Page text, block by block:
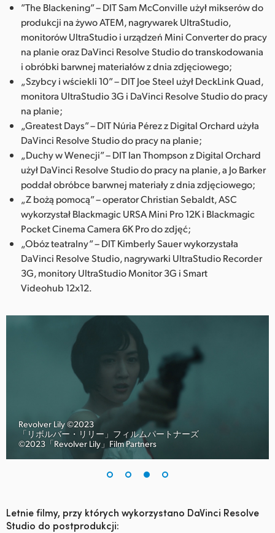
UAE
United Kingdom
United States
”The Blackening” – DIT Sam McConville użył mikserów do
produkcji na żywo ATEM, nagrywarek UltraStudio,
monitorów UltraStudio i urządzeń Mini Converter do pracy
na planie oraz DaVinci Resolve Studio do transkodowania
i obróbki barwnej materiałów z dnia zdjęciowego;
„Szybcy i wściekli 10” – DIT Joe Steel użył DeckLink Quad,
monitora UltraStudio 3G i DaVinci Resolve Studio do pracy
na planie;
„Greatest Days” – DIT Núria Pérez z Digital Orchard użyła
DaVinci Resolve Studio do pracy na planie;
„Duchy w Wenecji” – DIT Ian Thompson z Digital Orchard
użył DaVinci Resolve Studio do pracy na planie, a Jo Barker
poddał obróbce barwnej materiały z dnia zdjęciowego;
„Z bożą pomocą” – operator Christian Sebaldt, ASC
wykorzystał Blackmagic URSA Mini Pro 12K i Blackmagic
Pocket Cinema Camera 6K Pro do zdjęć;
„Obóz teatralny” – DIT Kimberly Sauer wykorzystała
DaVinci Resolve Studio, nagrywarki UltraStudio Recorder
3G, monitory UltraStudio Monitor 3G i Smart
Videohub 12x12.
Revolver Lily ©︎2023
「リボルバー・リリー」フィルムパートナーズ
©︎2023「Revolver Lily」Film Partners
Letnie filmy, przy których wykorzystano DaVinci Resolve
Studio do postprodukcji: